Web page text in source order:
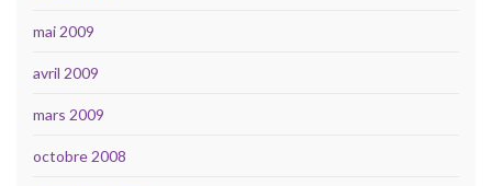
mai 2009
avril 2009
mars 2009
octobre 2008